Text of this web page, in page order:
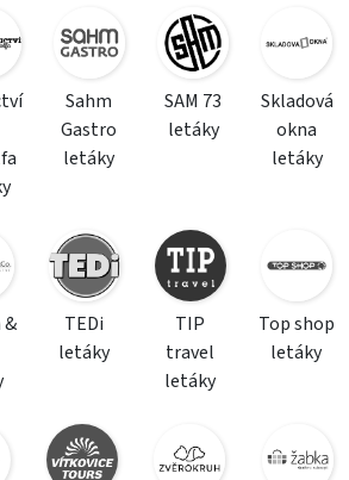
Sahm
Gastro
letáky
SAM 73
letáky
Skladová
okna
letáky
TEDi
letáky
TIP
travel
letáky
Top shop
letáky